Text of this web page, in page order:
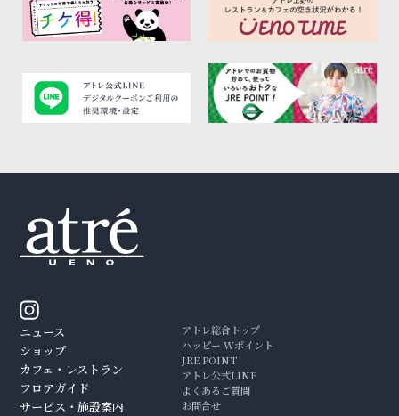
ニュース
ショップ
カフェ・レストラン
フロアガイド
サービス・施設案内
アトレ総合トップ
ハッピー Wポイント
JRE POINT
アトレ公式LINE
よくあるご質問
お問合せ